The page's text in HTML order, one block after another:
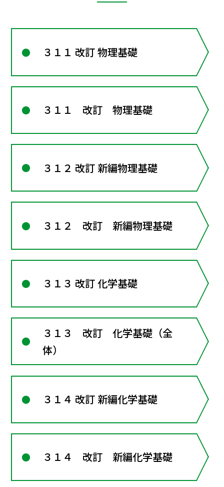
３１１ 改訂 物理基礎
３１１ 改訂 物理基礎
３１２ 改訂 新編物理基礎
３１２ 改訂 新編物理基礎
３１３ 改訂 化学基礎
３１３ 改訂 化学基礎（全
体）
３１４ 改訂 新編化学基礎
３１４ 改訂 新編化学基礎